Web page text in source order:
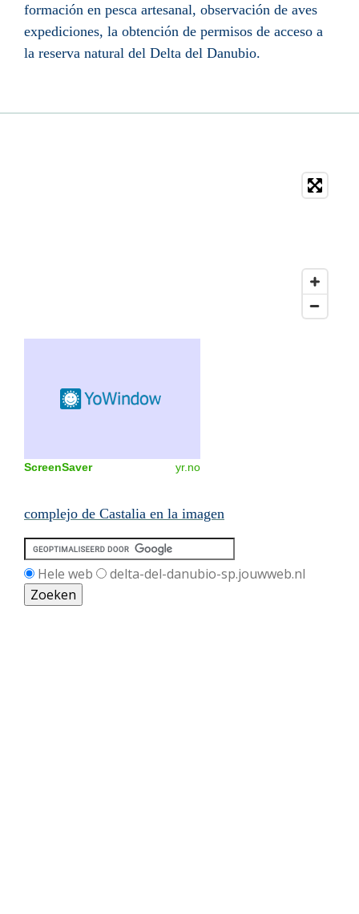
formación en pesca artesanal, observación de aves
expediciones, la obtención de permisos de acceso a
la reserva natural del Delta del Danubio.
ScreenSaver yr.no
complejo de Castalia en la imagen
Hele web delta-del-danubio-sp.jouwweb.nl